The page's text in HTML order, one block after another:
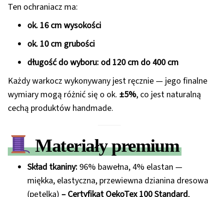
Ten ochraniacz ma:
ok. 16 cm wysokości
ok. 10 cm grubości
długość do wyboru: od 120 cm do 400 cm
Każdy warkocz wykonywany jest ręcznie — jego finalne
wymiary mogą różnić się o ok. ±5%, co jest naturalną
cechą produktów handmade.
Materiały premium
Skład tkaniny: 96% bawełna, 4% elastan —
miękka, elastyczna, przewiewna dzianina dresowa
(pętelka) – Certyfikat OekoTex 100 Standard,